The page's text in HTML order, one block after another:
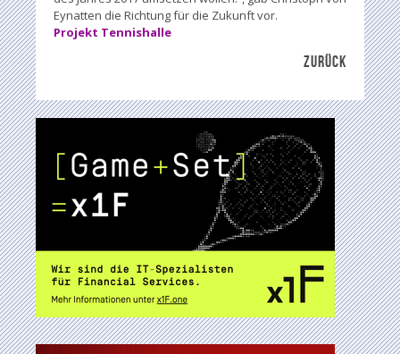
Eynatten die Richtung für die Zukunft vor.
Projekt Tennishalle
ZURÜCK